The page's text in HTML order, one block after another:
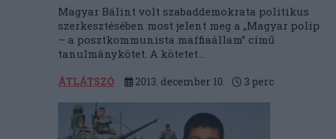
Magyar Bálint volt szabaddemokrata politikus
szerkesztésében most jelent meg a „Magyar polip
– a posztkommunista maffiaállam” című
tanulmánykötet. A kötetet...
ÁTLÁTSZÓ 2013. december 10. 3 perc